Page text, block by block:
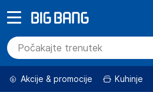
Akcije & promocije Kuhinje